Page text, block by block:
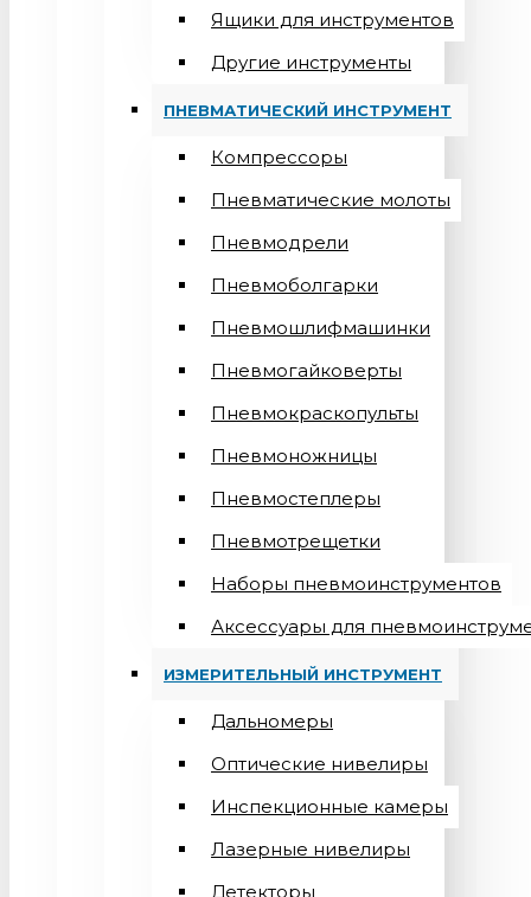
Ящики для инструментов
Другие инструменты
ПНЕВМАТИЧЕСКИЙ ИНСТРУМЕНТ
Компрессоры
Пневматические молоты
Пневмодрели
Пневмоболгарки
Пневмошлифмашинки
Пневмогайковерты
Пневмокраскопульты
Пневмоножницы
Пневмостеплеры
Пневмотрещетки
Наборы пневмоинструментов
Аксессуары для
ИЗМЕРИТЕЛЬНЫЙ ИНСТРУМЕНТ
Дальномеры
Оптические нивелиры
Инспекционные камеры
Лазерные нивелиры
Детекторы